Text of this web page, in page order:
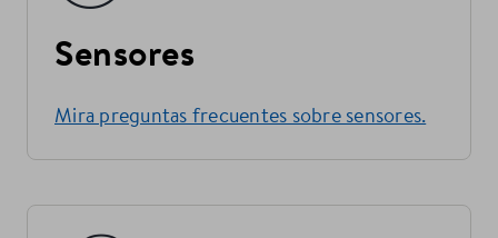
Sensores
Mira preguntas frecuentes sobre sensores.